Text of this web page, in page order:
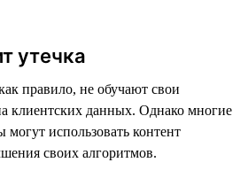
утечка
правило, не обучают свои
клиентских данных. Однако многие
использовать контент
своих алгоритмов.